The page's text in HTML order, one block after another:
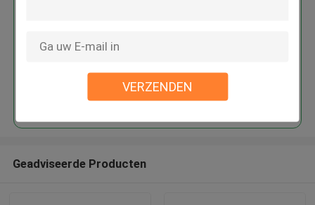
VERZENDEN
Doorgaan
Geadviseerde Producten